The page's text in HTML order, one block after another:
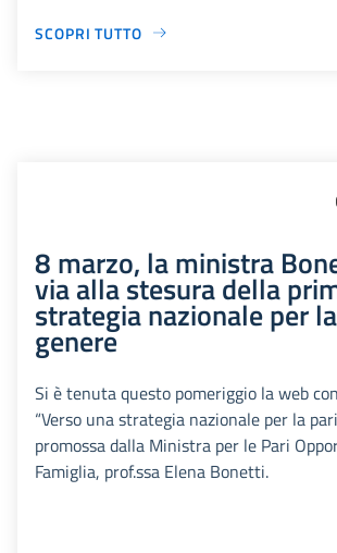
SCOPRI TUTTO
8 marzo, la ministra
via alla stesura della
strategia nazionale per
genere
Si è tenuta questo pomeriggio la web
“Verso una strategia nazionale per la
promossa dalla Ministra per le Pari
Famiglia, prof.ssa Elena Bonetti.